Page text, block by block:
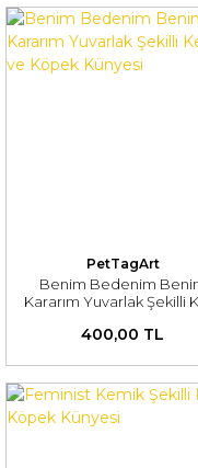
PetTagArt
Benim Bedenim
Kararım Yuvarlak Şekilli
400,00 TL